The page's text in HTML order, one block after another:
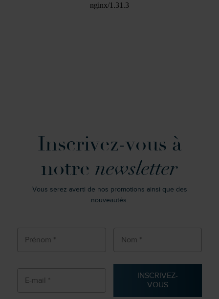
Inscrivez-vous à
notre newsletter
Vous serez averti de nos promotions ainsi que des
nouveautés.
INSCRIVEZ-
VOUS